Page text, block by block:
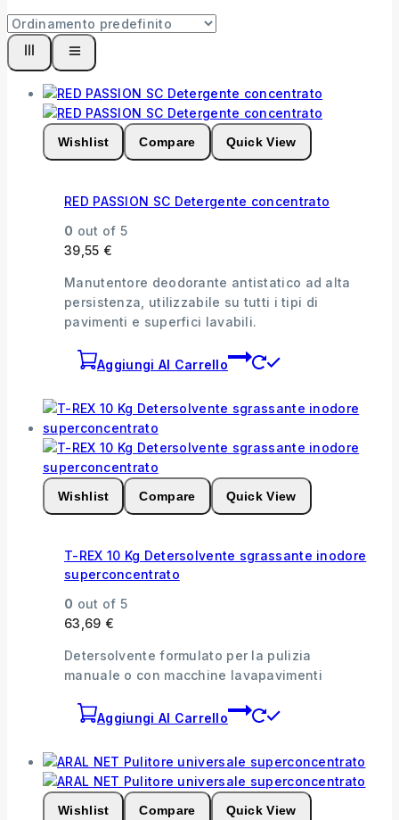
Wishlist Compare Quick View
RED PASSION SC Detergente concentrato
0 out of 5
39,55 €
Manutentore deodorante antistatico ad alta
persistenza, utilizzabile su tutti i tipi di
pavimenti e superfici lavabili.
Aggiungi Al Carrello
Wishlist Compare Quick View
T-REX 10 Kg Detersolvente sgrassante inodore
superconcentrato
0 out of 5
63,69 €
Detersolvente formulato per la pulizia
manuale o con macchine lavapavimenti
Aggiungi Al Carrello
Wishlist Compare Quick View